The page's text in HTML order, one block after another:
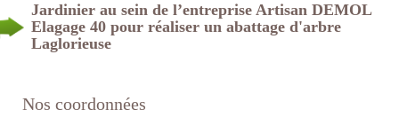
Jardinier au sein de l’entreprise Artisan DEMOL
Elagage 40 pour réaliser un abattage d'arbre
Laglorieuse
Nos coordonnées